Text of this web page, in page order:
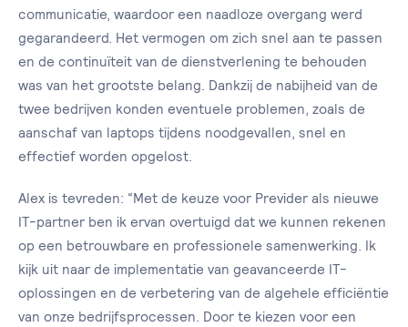
communicatie, waardoor een naadloze overgang werd
gegarandeerd. Het vermogen om zich snel aan te passen
en de continuïteit van de dienstverlening te behouden
was van het grootste belang. Dankzij de nabijheid van de
twee bedrijven konden eventuele problemen, zoals de
aanschaf van laptops tijdens noodgevallen, snel en
effectief worden opgelost.
Alex is tevreden: “Met de keuze voor Previder als nieuwe
IT-partner ben ik ervan overtuigd dat we kunnen rekenen
op een betrouwbare en professionele samenwerking. Ik
kijk uit naar de implementatie van geavanceerde IT-
oplossingen en de verbetering van de algehele efficiëntie
van onze bedrijfsprocessen. Door te kiezen voor een